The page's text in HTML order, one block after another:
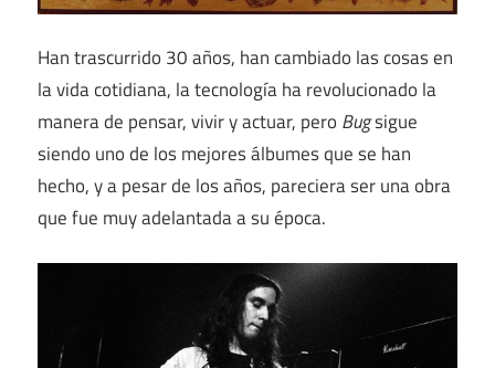
Han trascurrido 30 años, han cambiado las cosas en
la vida cotidiana, la tecnología ha revolucionado la
manera de pensar, vivir y actuar, pero Bugsigue
siendo uno de los mejores álbumes que se han
hecho, y a pesar de los años, pareciera ser una obra
que fue muy adelantada a su época.